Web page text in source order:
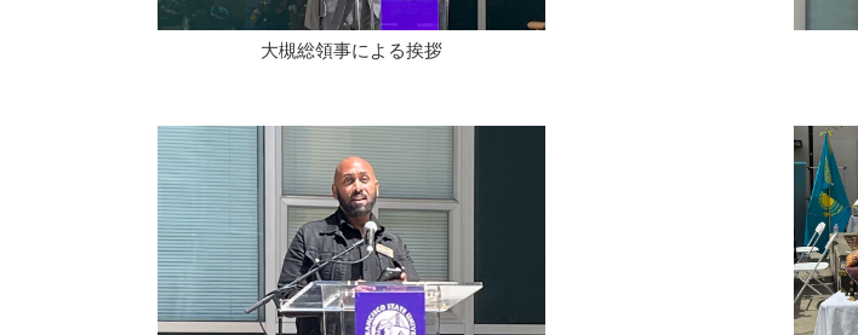
大槻総領事による挨拶